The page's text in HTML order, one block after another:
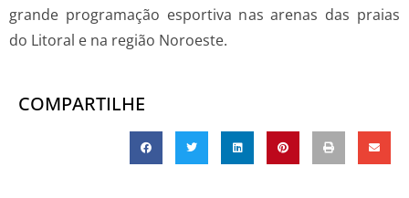
grande programação esportiva nas arenas das praias
do Litoral e na região Noroeste.
COMPARTILHE